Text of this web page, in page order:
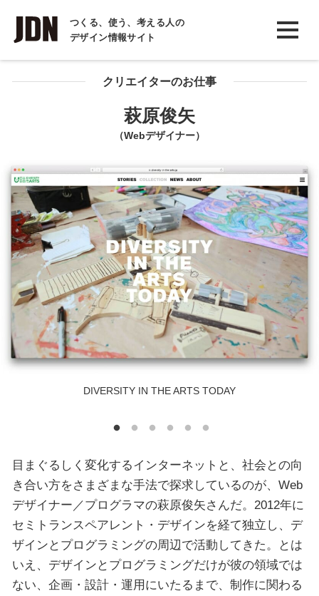
つくる、使う、考える人の
デザイン情報サイト
INTERVIEW
インタビュー
REPORTクリエイターのお仕事
萩原俊矢
（Webデザイナー）
DIVERSITY IN THE ARTS TODAY
目まぐるしく変化するインターネットと、社会との向
き合い方をさまざまな手法で探求しているのが、Web
デザイナー／プログラマの萩原俊矢さんだ。2012年に
セミトランスペアレント・デザインを経て独立し、デ
ザインとプログラミングの周辺で活動してきた。とは
いえ、デザインとプログラミングだけが彼の領域では
ない、企画・設計・運用にいたるまで、制作に関わる